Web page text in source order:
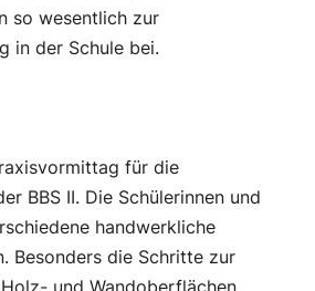
so wesentlich zur
in der Schule bei.
für die
BBS II. Die Schülerinnen und
handwerkliche
Besonders die Schritte zur
und Wandoberflächen